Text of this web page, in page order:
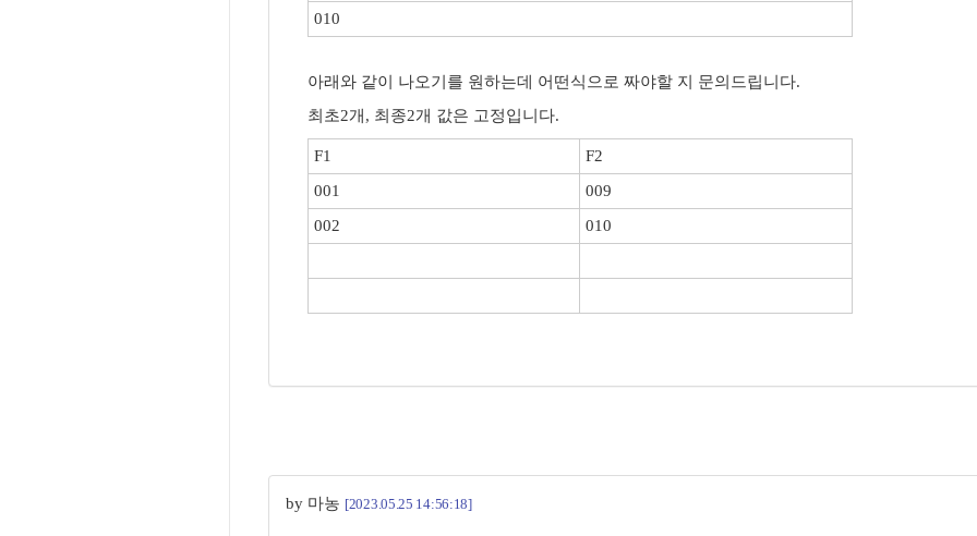
010
아래와 같이 나오기를 원하는데 어떤식으로 짜야할 지 문의드립니다.
최초2개, 최종2개 값은 고정입니다.
F1
F2
001
009
002
010
by 마농 [2023.05.25 14:56:18]